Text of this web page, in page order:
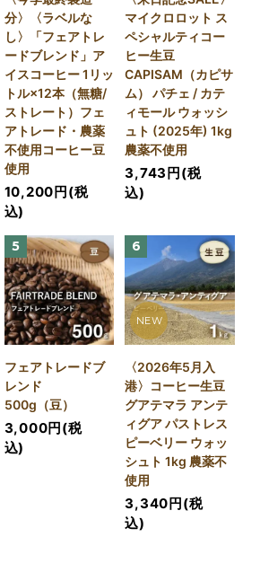
分〉〈ラベルな
し〉「フェアトレ
ードブレンド」ア
イスコーヒー 1リッ
トル×12本（無糖/
ストレート）フェ
アトレード・農薬
不使用コーヒー豆
使用
10,200円(税
込)
マイクロロット ス
ペシャルティコー
ヒー生豆
CAPISAM（カピサ
ム） パチェ / カテ
ィモール ウォッシ
ュト (2025年) 1kg
農薬不使用
3,743円(税
込)
5
フェアトレードブ
レンド
500g（豆）
3,000円(税
込)
6
NEW
〈2026年5月入
港〉コーヒー生豆
グアテマラ アンテ
ィグア パストレス
ピーベリー ウォッ
シュト 1kg 農薬不
使用
3,340円(税
込)